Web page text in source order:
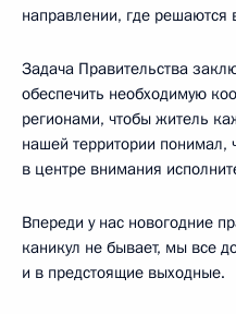
направлении, где
Задача Правительства
обеспечить необходимую
регионами, чтобы житель
нашей территории понимал,
в центре внимания
Впереди у нас новогодние
каникул не бывает, мы все
и в предстоящие выходные.